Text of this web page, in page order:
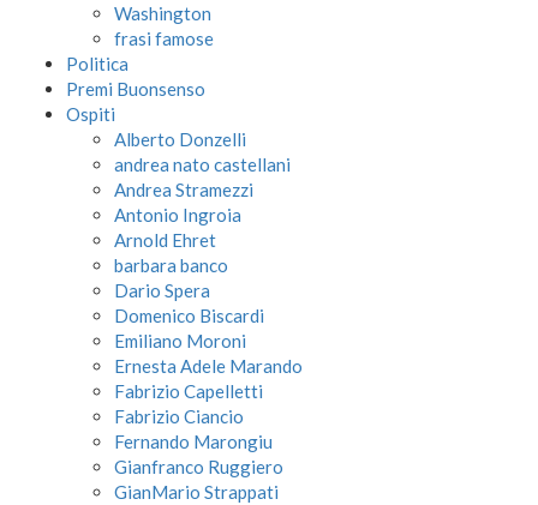
Washington
frasi famose
Politica
Premi Buonsenso
Ospiti
Alberto Donzelli
andrea nato castellani
Andrea Stramezzi
Antonio Ingroia
Arnold Ehret
barbara banco
Dario Spera
Domenico Biscardi
Emiliano Moroni
Ernesta Adele Marando
Fabrizio Capelletti
Fabrizio Ciancio
Fernando Marongiu
Gianfranco Ruggiero
GianMario Strappati